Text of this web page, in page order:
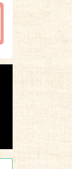
職員募集